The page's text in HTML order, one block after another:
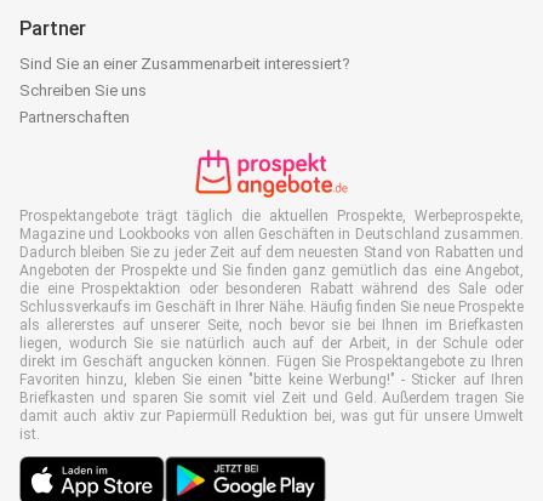
Partner
Sind Sie an einer Zusammenarbeit interessiert?
Schreiben Sie uns
Partnerschaften
Prospektangebote trägt täglich die aktuellen Prospekte, Werbeprospekte,
Magazine und Lookbooks von allen Geschäften in Deutschland zusammen.
Dadurch bleiben Sie zu jeder Zeit auf dem neuesten Stand von Rabatten und
Angeboten der Prospekte und Sie finden ganz gemütlich das eine Angebot,
die eine Prospektaktion oder besonderen Rabatt während des Sale oder
Schlussverkaufs im Geschäft in Ihrer Nähe. Häufig finden Sie neue Prospekte
als allererstes auf unserer Seite, noch bevor sie bei Ihnen im Briefkasten
liegen, wodurch Sie sie natürlich auch auf der Arbeit, in der Schule oder
direkt im Geschäft angucken können. Fügen Sie Prospektangebote zu Ihren
Favoriten hinzu, kleben Sie einen "bitte keine Werbung!" - Sticker auf Ihren
Briefkasten und sparen Sie somit viel Zeit und Geld. Außerdem tragen Sie
damit auch aktiv zur Papiermüll Reduktion bei, was gut für unsere Umwelt
ist.